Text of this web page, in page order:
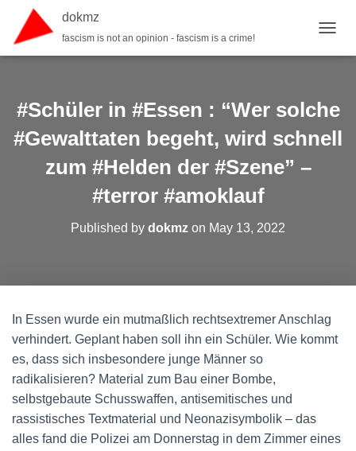
dokmz
fascism is not an opinion - fascism is a crime!
#Schüler in #Essen : “Wer solche
#Gewalttaten begeht, wird schnell
zum #Helden der #Szene” –
#terror #amoklauf
Published by dokmz on May 13, 2022
In Essen wurde ein mutmaßlich rechtsextremer Anschlag
verhindert. Geplant haben soll ihn ein Schüler. Wie kommt
es, dass sich insbesondere junge Männer so
radikalisieren? Material zum Bau einer Bombe,
selbstgebaute Schusswaffen, antisemitisches und
rassistisches Textmaterial und Neonazisymbolik – das
alles fand die Polizei am Donnerstag in dem Zimmer eines